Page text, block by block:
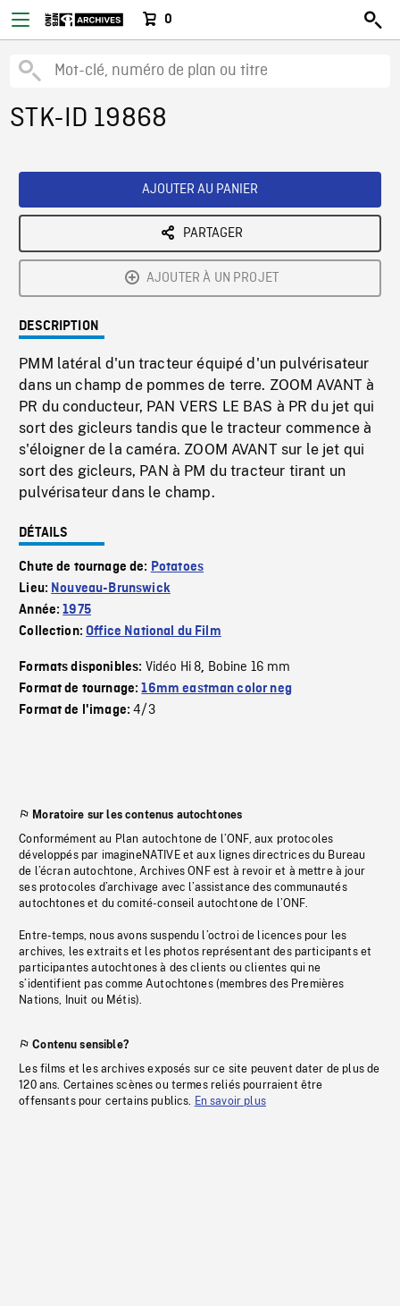
0
STK-ID 19868
AJOUTER AU PANIER
PARTAGER
AJOUTER À UN PROJET
DESCRIPTION
PMM latéral d'un tracteur équipé d'un pulvérisateur
dans un champ de pommes de terre. ZOOM AVANT à
PR du conducteur, PAN VERS LE BAS à PR du jet qui
sort des gicleurs tandis que le tracteur commence à
s'éloigner de la caméra. ZOOM AVANT sur le jet qui
sort des gicleurs, PAN à PM du tracteur tirant un
pulvérisateur dans le champ.
DÉTAILS
Chute de tournage de: Potatoes
Lieu: Nouveau-Brunswick
Année:1975
Collection:Office National du Film
Formats disponibles: Vidéo Hi 8, Bobine 16 mm
Format de tournage:16mm eastman color neg
Format de l'image:4/3
Moratoire sur les contenus autochtones
Conformément au Plan autochtone de l’ONF, aux protocoles
développés par imagineNATIVE et aux lignes directrices du Bureau
de l’écran autochtone, Archives ONF est à revoir et à mettre à jour
ses protocoles d’archivage avec l’assistance des communautés
autochtones et du comité-conseil autochtone de l’ONF.
Entre-temps, nous avons suspendu l’octroi de licences pour les
archives, les extraits et les photos représentant des participants et
participantes autochtones à des clients ou clientes qui ne
s’identifient pas comme Autochtones (membres des Premières
Nations, Inuit ou Métis).
Contenu sensible?
Les films et les archives exposés sur ce site peuvent dater de plus de
120 ans. Certaines scènes ou termes reliés pourraient être
offensants pour certains publics. En savoir plus